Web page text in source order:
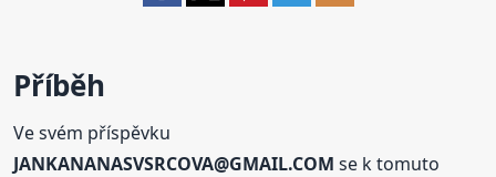
Příběh
Ve svém příspěvku
JANKANANASVSRCOVA@GMAIL.COM se k tomuto